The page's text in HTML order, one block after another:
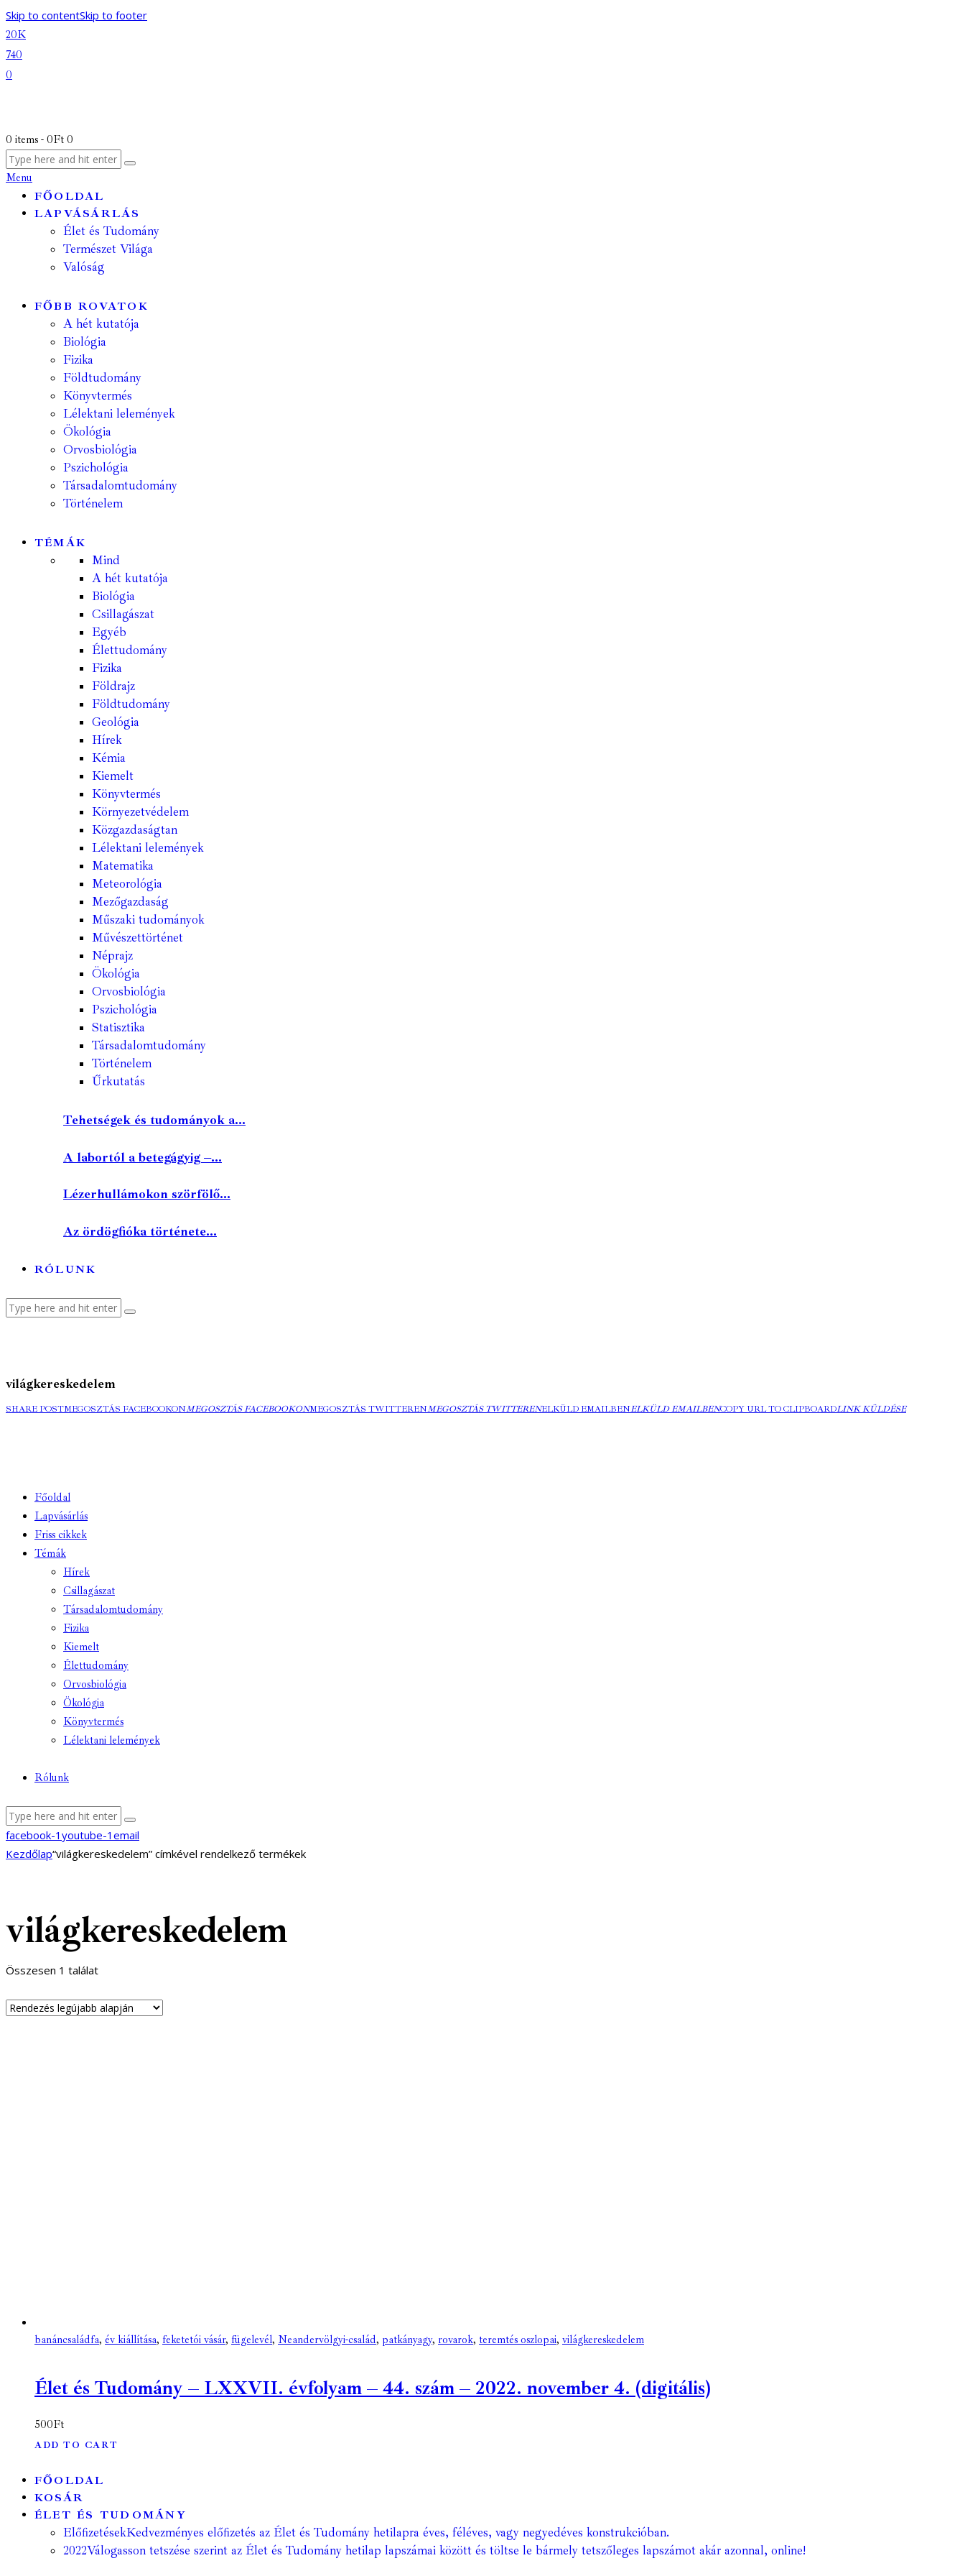
Skip to contentSkip to footer
20K
740
0
0 items - 0Ft 0
Menu
FŐOLDAL
LAPVÁSÁRLÁS
Élet és Tudomány
Természet Világa
Valóság
FŐBB ROVATOK
A hét kutatója
Biológia
Fizika
Földtudomány
Könyvtermés
Lélektani lelemények
Ökológia
Orvosbiológia
Pszichológia
Társadalomtudomány
Történelem
TÉMÁK
Mind
A hét kutatója
Biológia
Csillagászat
Egyéb
Élettudomány
Fizika
Földrajz
Földtudomány
Geológia
Hírek
Kémia
Kiemelt
Könyvtermés
Környezetvédelem
Közgazdaságtan
Lélektani lelemények
Matematika
Meteorológia
Mezőgazdaság
Műszaki tudományok
Művészettörténet
Néprajz
Ökológia
Orvosbiológia
Pszichológia
Statisztika
Társadalomtudomány
Történelem
Űrkutatás
Tehetségek és tudományok a...
A labortól a betegágyig –...
Lézerhullámokon szörfölő...
Az ördögfióka története...
RÓLUNK
világkereskedelem
SHARE POSTMEGOSZTÁS FACEBOOKONMEGOSZTÁS FACEBOOKONMEGOSZTÁS TWITTERENMEGOSZTÁS TWITTERENELKÜLD EMAILBENELKÜLD EMAILBENCOPY URL TO CLIPBOARDLINK KÜLDÉSE
Főoldal
Lapvásárlás
Friss cikkek
Témák
Hírek
Csillagászat
Társadalomtudomány
Fizika
Kiemelt
Élettudomány
Orvosbiológia
Ökológia
Könyvtermés
Lélektani lelemények
Rólunk
facebook-1 youtube-1 email
Kezdőlap“világkereskedelem” címkével rendelkező termékek
világkereskedelem
Összesen 1 találat
banáncsaládfa, év kiállítása, feketetói vásár, fügelevél, Neandervölgyi-család, patkányagy, rovarok, teremtés oszlopai, világkereskedelem
Élet és Tudomány – LXXVII. évfolyam – 44. szám – 2022. november 4. (digitális)
500Ft
ADD TO CART
FŐOLDAL
KOSÁR
ÉLET ÉS TUDOMÁNY
ElőfizetésekKedvezményes előfizetés az Élet és Tudomány hetilapra éves, féléves, vagy negyedéves konstrukcióban.
2022Válogasson tetszése szerint az Élet és Tudomány hetilap lapszámai között és töltse le bármely tetszőleges lapszámot akár azonnal, online!